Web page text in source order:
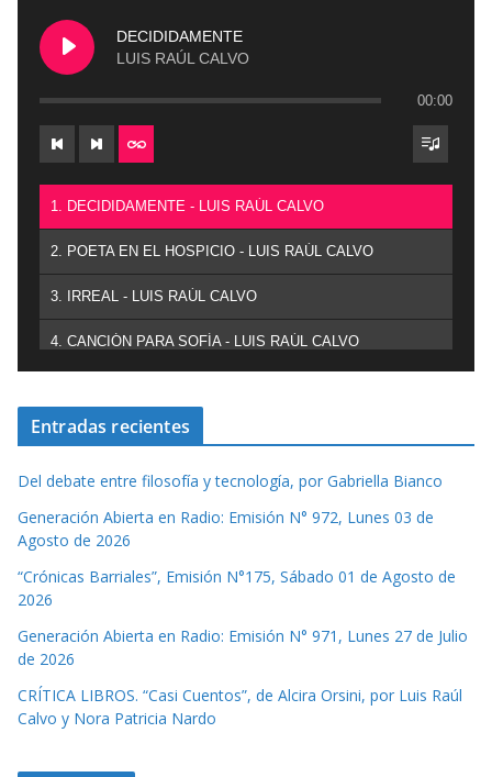
DECIDIDAMENTE
LUIS RAÚL CALVO
00:00
1. DECIDIDAMENTE - LUIS RAÚL CALVO
2. POETA EN EL HOSPICIO - LUIS RAÚL CALVO
3. IRREAL - LUIS RAÚL CALVO
4. CANCIÓN PARA SOFÍA - LUIS RAÚL CALVO
Entradas recientes
Del debate entre filosofía y tecnología, por Gabriella Bianco
Generación Abierta en Radio: Emisión N° 972, Lunes 03 de
Agosto de 2026
“Crónicas Barriales”, Emisión N°175, Sábado 01 de Agosto de
2026
Generación Abierta en Radio: Emisión N° 971, Lunes 27 de Julio
de 2026
CRÍTICA LIBROS. “Casi Cuentos”, de Alcira Orsini, por Luis Raúl
Calvo y Nora Patricia Nardo